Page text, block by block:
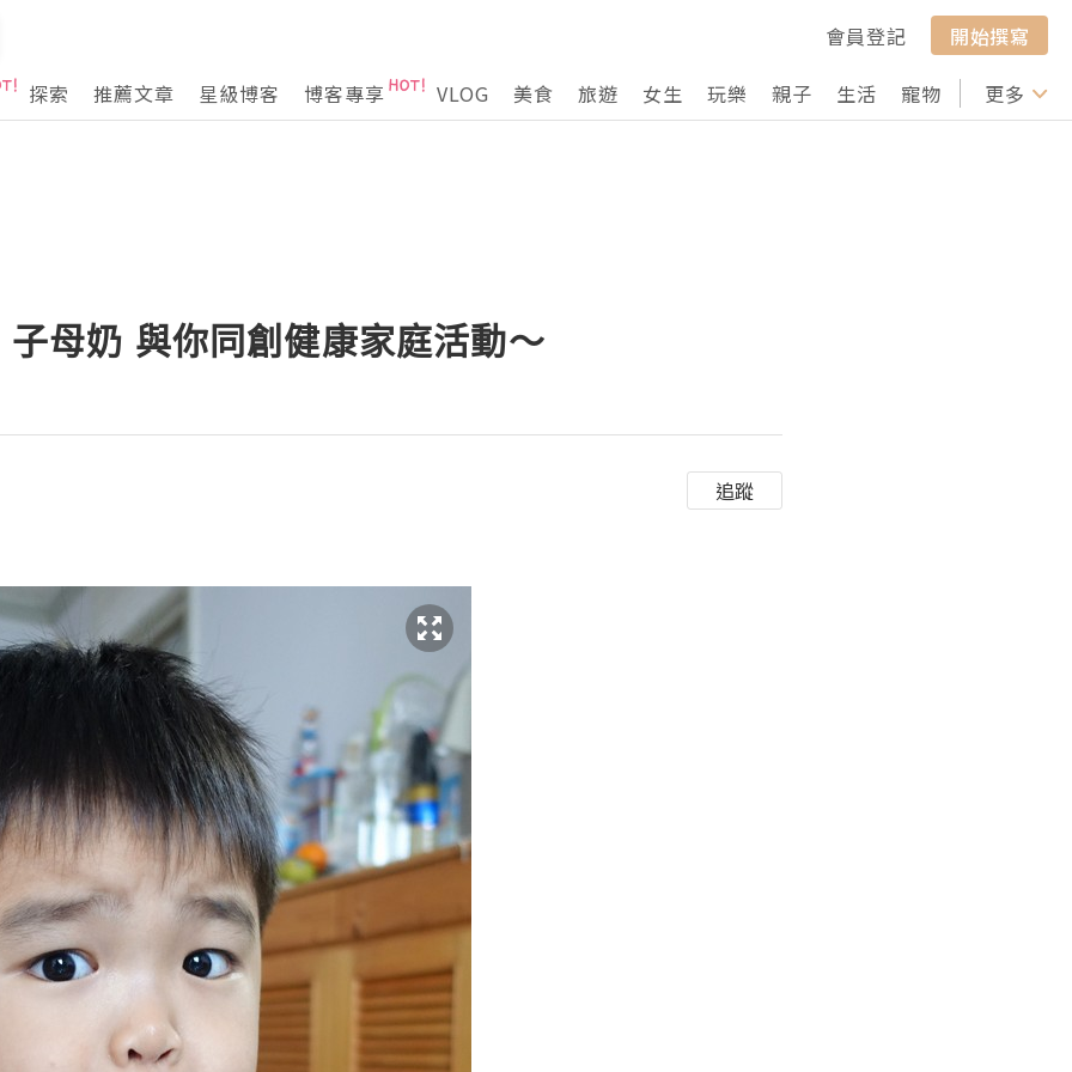
會員登記
開始撰寫
探索
推薦文章 星級博客 博客專享 VLOG 美食 旅遊 女生 玩樂 親子 生活 寵物 行山 打卡
更多
母奶 與你同創健康家庭活動～
追蹤